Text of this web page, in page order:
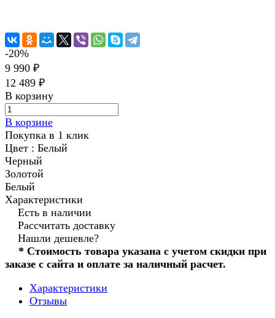
-20%
9 990 ₽
12 489 ₽
В корзину
В корзине
Покупка в 1 клик
Цвет : Белый
Черный
Золотой
Белый
Характеристики
Есть в наличии
Рассчитать доставку
Нашли дешевле?
* Стоимость товара указана с учетом скидки при
заказе с сайта и оплате за наличный расчет.
Характеристики
Отзывы